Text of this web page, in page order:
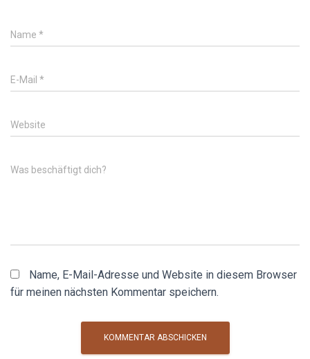
Name *
E-Mail *
Website
Was beschäftigt dich?
Name, E-Mail-Adresse und Website in diesem Browser
für meinen nächsten Kommentar speichern.